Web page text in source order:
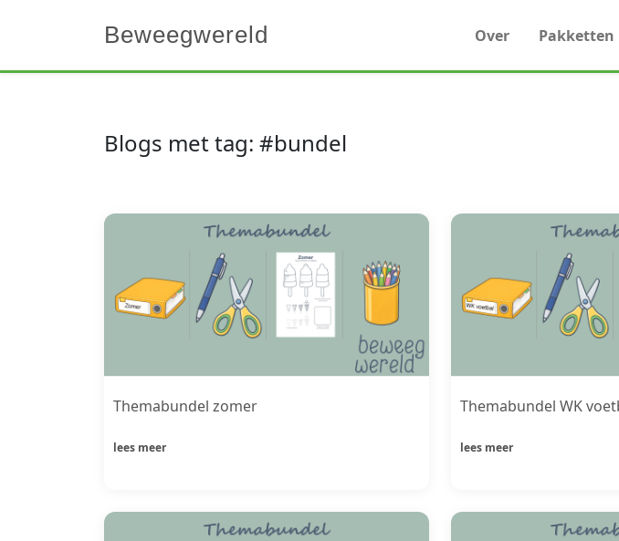
Beweegwereld Over Pakketten
Blogs met tag: #bundel
Themabundel zomer
lees meer
Themabundel WK
lees meer